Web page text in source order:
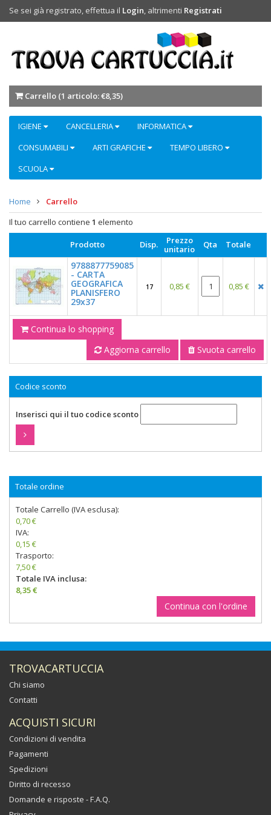
Se sei già registrato, effettua il Login, altrimenti Registrati
Carrello (1 articolo: €8,35)
IGIENE CANCELLERIA
INFORMATICA
CONSUMABILI
ARTI GRAFICHE
TEMPO LIBERO
SCUOLA
Home
Carrello
Il tuo carrello contiene 1 elemento
Prodotto Disp.
Prezzo
unitario
Qta Totale
9788877759085
- CARTA
GEOGRAFICA
PLANISFERO
29x37
17 0,85 € 0,85 €
Continua lo shopping
Aggiorna carrello
Svuota carrello
Codice sconto
Inserisci qui il tuo codice sconto
Totale ordine
Totale Carrello (IVA esclusa):
0,70 €
IVA:
0,15 €
Trasporto:
7,50 €
Totale IVA inclusa:
8,35 €
Continua con l'ordine
TROVACARTUCCIA
Chi siamo
Contatti
ACQUISTI SICURI
Condizioni di vendita
Pagamenti
Spedizioni
Diritto di recesso
Domande e risposte - F.A.Q.